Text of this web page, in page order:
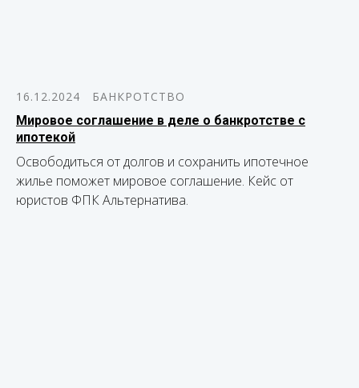
16.12.2024
БАНКРОТСТВО
Мировое соглашение в деле о банкротстве с
ипотекой
Освободиться от долгов и сохранить ипотечное
жилье поможет мировое соглашение. Кейс от
юристов ФПК Альтернатива.